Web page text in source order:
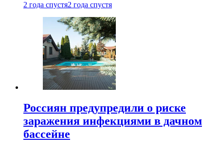
2 года спустя2 года спустя
Россиян предупредили о риске
заражения инфекциями в дачном
бассейне